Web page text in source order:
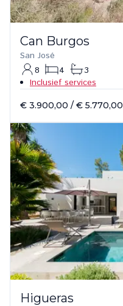
Can Burgos
San José
8
4
3
Inclusief services
€ 3.900,00 / € 5.770,00
Higueras